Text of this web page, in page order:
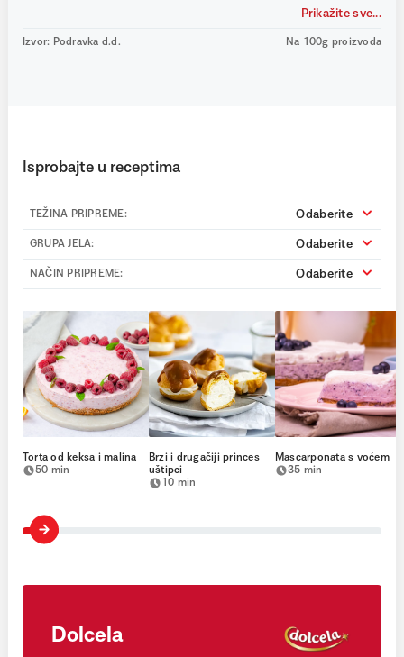
Prikažite sve...
Izvor: Podravka d.d. Na 100g proizvoda
Isprobajte u receptima
TEŽINA PRIPREME: Odaberite
GRUPA JELA: Odaberite
NAČIN PRIPREME: Odaberite
Torta od keksa i malina
50 min
Brzi i drugačiji princes
uštipci
10 min
Mascarponata s voćem
35 min
Dolcela